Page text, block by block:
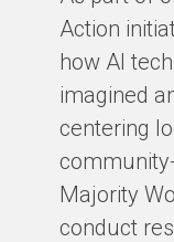
Action
how AI
imagined
centering
Majority
conduct